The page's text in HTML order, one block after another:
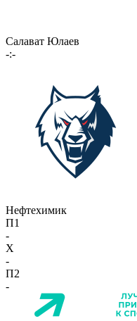
Салават Юлаев
-:-
Нефтехимик
П1
-
X
-
П2
-